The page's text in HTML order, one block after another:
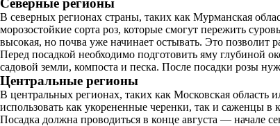
Северные регионы
В северных регионах страны, таких как Мурманская
морозостойкие сорта роз, которые смогут пережить
высокая, но почва уже начинает остывать. Это позволит
Перед посадкой необходимо подготовить яму глубиной
садовой земли, компоста и песка. После посадки розы
Центральные регионы
В центральных регионах, таких как Московская область
использовать как укорененные черенки, так и саженцы
Посадка должна проводиться в конце августа — начале